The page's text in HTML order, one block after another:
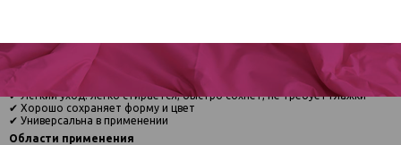
✔ Современный внешний вид с эффектом жатки
✔ Комфорт в носке благодаря натуральному хлопку
✔ Меньше сминается по сравнению с 100% хлопком
✔ Лёгкий уход: легко стирается, быстро сохнет, не требует глажки
✔ Хорошо сохраняет форму и цвет
✔ Универсальна в применении
Области применения